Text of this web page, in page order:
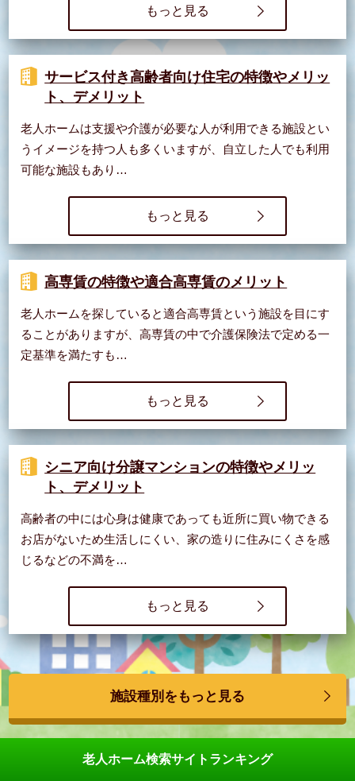
もっと見る
サービス付き高齢者向け住宅の特徴やメリッ
ト、デメリット
老人ホームは支援や介護が必要な人が利用できる施設とい
うイメージを持つ人も多くいますが、自立した人でも利用
可能な施設もあり…
もっと見る
高専賃の特徴や適合高専賃のメリット
老人ホームを探していると適合高専賃という施設を目にす
ることがありますが、高専賃の中で介護保険法で定める一
定基準を満たすも…
もっと見る
シニア向け分譲マンションの特徴やメリッ
ト、デメリット
高齢者の中には心身は健康であっても近所に買い物できる
お店がないため生活しにくい、家の造りに住みにくさを感
じるなどの不満を…
もっと見る
施設種別をもっと見る
老人ホーム検索サイトランキング